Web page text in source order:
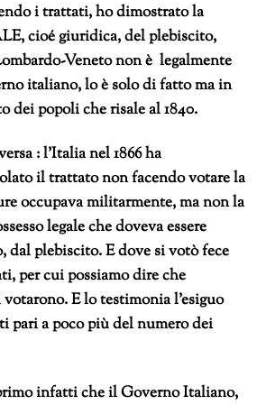
i trattati, ho dimostrato la
cioé giuridica, del plebiscito,
Veneto non è legalmente
italiano, lo è solo di fatto ma in
dei popoli che risale al 1840.
: l’Italia nel 1866 ha
il trattato non facendo votare la
occupava militarmente, ma non la
legale che doveva essere
dal plebiscito. E dove si votò fece
per cui possiamo dire che
E lo testimonia l’esiguo
pari a poco più del numero dei
infatti che il Governo Italiano,